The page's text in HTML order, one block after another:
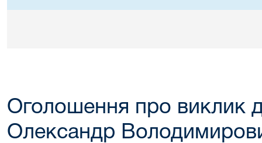
Оголошення про виклик
Олександр